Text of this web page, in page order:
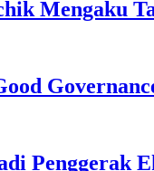
Mengaku
Penggerak